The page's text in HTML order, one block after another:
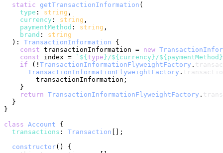
static getTransactionInformation (
type : string ,
currency : string ,
paymentMethod : string ,
brand : string
  ):
TransactionInformation {
const transactionInformation = new
const index = ` ${ type }/${currency}/${paymentMethod}
if (! TransactionInformationFlyweightFactory .
TransactionInformationFlyweightFactory .
        transactionInformation;
    }
return TransactionInformationFlyweightFactory .
  }
}
class Account {
transactions : Transaction [];
constructor( ) {